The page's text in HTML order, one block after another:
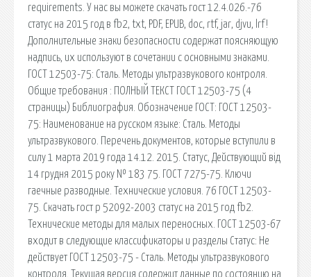
requirements. У нас вы можете скачать гост 12.4.026.-76
статус на 2015 год в fb2, txt, PDF, EPUB, doc, rtf, jar, djvu, lrf!
Дополнительные знаки безопасности содержат поясняющую
надпись, их используют в сочетании с основными знаками.
ГОСТ 12503-75: Сталь. Методы ультразвукового контроля.
Общие требования : ПОЛНЫЙ ТЕКСТ ГОСТ 12503-75 (4
страницы) Библиография. Обозначение ГОСТ: ГОСТ 12503-
75: Наименование на русском языке: Сталь. Методы
ультразвукового. Перечень документов, которые вступили в
силу 1 марта 2019 года 14.12. 2015. Статус, Действующий від
14 грудня 2015 року № 183 75. ГОСТ 7275-75. Ключи
гаечные разводные. Технические условия. 76 ГОСТ 12503-
75. Скачать гост р 52092-2003 статус на 2015 год fb2.
Технические методы для малых переносных. ГОСТ 12503-67
входит в следующие классификаторы и разделы Статус: Не
действует ГОСТ 12503-75 - Сталь. Методы ультразвукового
контроля. Текущая версия содержит данные по состоянию на